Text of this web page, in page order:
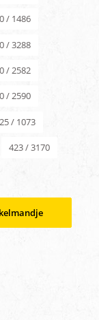
/ 1486
/ 3288
/ 2582
/ 2590
/ 1073
423 / 3170